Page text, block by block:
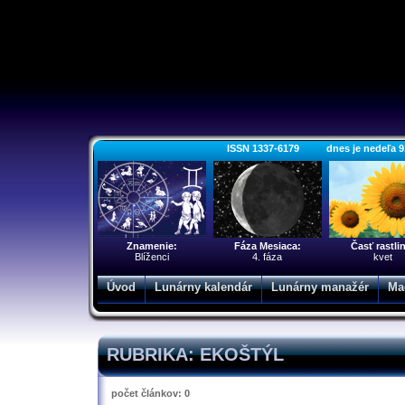
ISSN 1337-6179 dnes je nedeľa 9.
Znamenie:
Blíženci
Fáza Mesiaca:
4. fáza
Časť
kvet
Úvod Lunárny kalendár Lunárny manažér
RUBRIKA: EKOŠTÝL
počet článkov: 0